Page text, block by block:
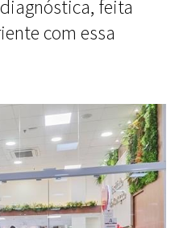
feita
com essa